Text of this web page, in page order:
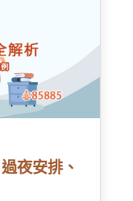
夜安排、